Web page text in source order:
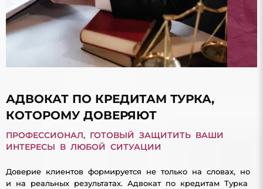
АДВОКАТ ПО КРЕДИТАМ ТУРКА,
КОТОРОМУ ДОВЕРЯЮТ
ПРОФЕССИОНАЛ, ГОТОВЫЙ ЗАЩИТИТЬ ВАШИ
ИНТЕРЕСЫ В ЛЮБОЙ СИТУАЦИИ
Доверие клиентов формируется не только на словах, но
и на реальных результатах. Адвокат по кредитам Турка